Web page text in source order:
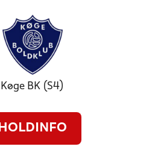
Køge BK (S4)
HOLDINFO